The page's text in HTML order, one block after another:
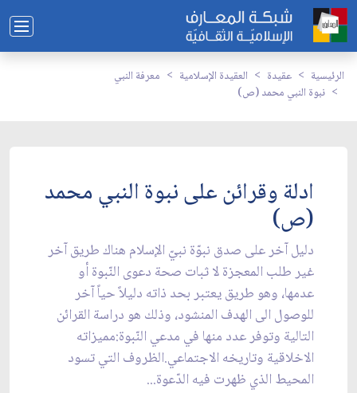
الرئيسية عقيدة العقيدة الإسلامية
معرفة النبي
نبوة النبي محمد (ص)
ادلة وقرائن على نبوة النبي محمد
(ص)
دليل آخر على صدق نبوّة نبيّ الإسلام هناك طريق آخر
غير طلب المعجزة لا ثبات صحة دعوى النّبوة أو
عدمها، وهو طريق يعتبر بحد ذاته دليلاً حياً آخر
للوصول الى الهدف المنشود، وذلك هو دراسة القرائن
التالية وتوفر عدد منها في مدعي النّبوة:مميزاته
الاخلاقية وتاريخه الاجتماعي.الظروف التي تسود
المحيط الذي ظهرت فيه الدّعوة...